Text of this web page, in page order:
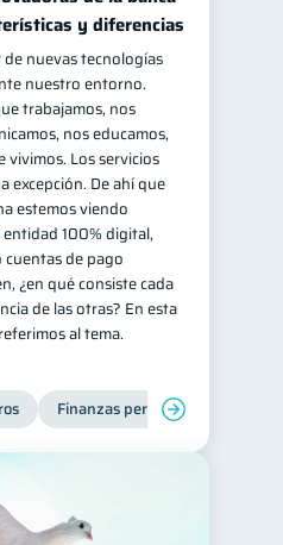
12
10
Ahorro 8
6
6
5
4
de Bancos
y diferencias
nuevas tecnologías
nuestro entorno.
trabajamos, nos
nos educamos,
vivimos. Los servicios
excepción. De ahí que
estemos viendo
100% digital,
de pago
¿en qué consiste cada
de las otras? En esta
al tema.
Finanzas personales